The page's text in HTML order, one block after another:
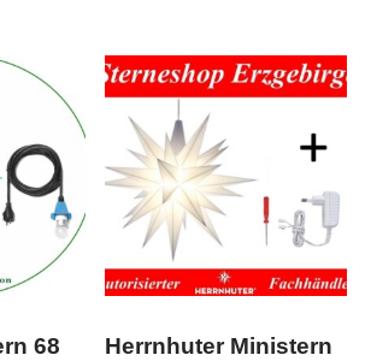
68
Herrnhuter Ministern